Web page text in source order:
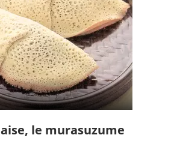
le murasuzume